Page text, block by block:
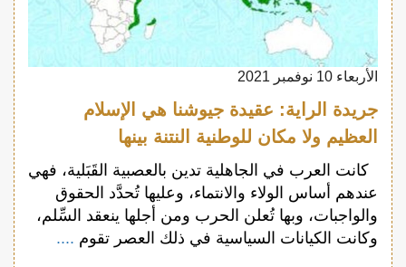
الأربعاء 10 نوفمبر 2021
جريدة الراية: عقيدة جيوشنا هي الإسلام
العظيم ولا مكان للوطنية النتنة بينها
كانت العرب في الجاهلية تدين بالعصبية القَبَلية، فهي
عندهم أساس الولاء والانتماء، وعليها تُحدَّد الحقوق
والواجبات، وبها تُعلن الحرب ومن أجلها ينعقد السِّلم،
وكانت الكيانات السياسية في ذلك العصر تقوم ....